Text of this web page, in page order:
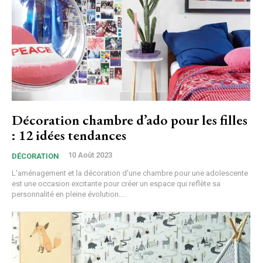
Décoration chambre d’ado pour les filles
: 12 idées tendances
DÉCORATION 10 Août 2023
L'aménagement et la décoration d'une chambre pour une adolescente
est une occasion excitante pour créer un espace qui reflète sa
personnalité en pleine évolution....